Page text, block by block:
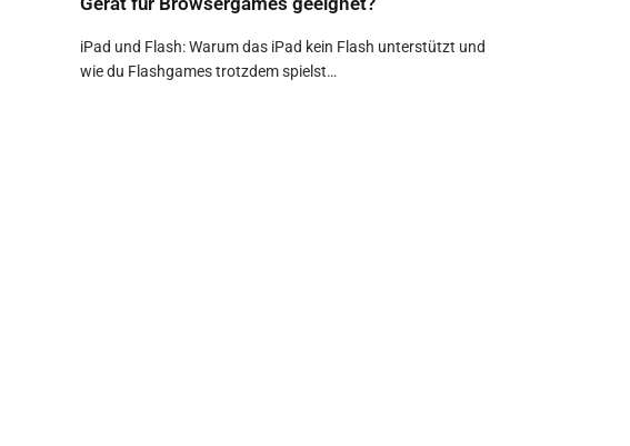
iPad und Flash: Warum das iPad kein Flash unterstützt und
wie du Flashgames trotzdem spielst…